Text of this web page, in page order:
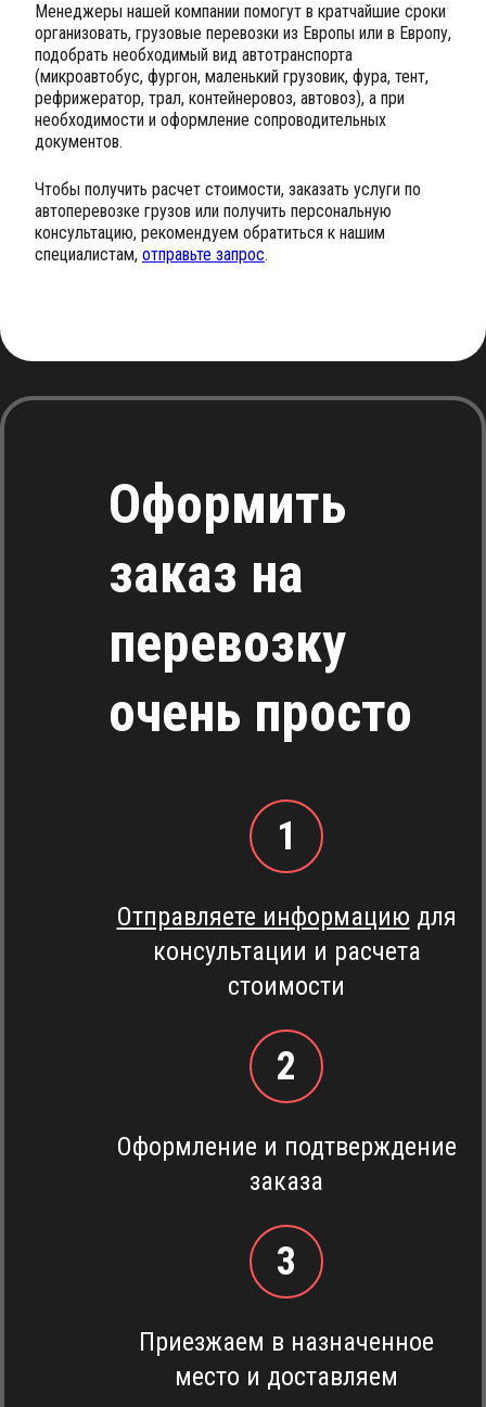
Менеджеры нашей компании помогут в кратчайшие сроки
организовать, грузовые перевозки из Европы или в Европу,
подобрать необходимый вид автотранспорта
(микроавтобус, фургон, маленький грузовик, фура, тент,
рефрижератор, трал, контейнеровоз, автовоз), а при
необходимости и оформление сопроводительных
документов.
Чтобы получить расчет стоимости, заказать услуги по
автоперевозке грузов или получить персональную
консультацию, рекомендуем обратиться к нашим
специалистам, отправьте запрос.
Оформить
заказ на
перевозку
очень просто
1
Отправляете информацию для
консультации и расчета
стоимости
2
Оформление и подтверждение
заказа
3
Приезжаем в назначенное
место и доставляем